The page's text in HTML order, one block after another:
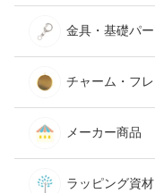
金具・基礎パ
チャーム・フ
メーカー商品
ラッピング資材